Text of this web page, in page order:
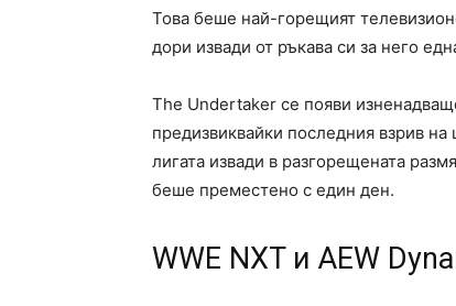
Това беше най-горещият
дори извади от ръкава си за него
The Undertaker се появи
предизвиквайки последния взрив
лигата извади в разгорещената
беше преместено с един ден.
WWE NXT и AEW